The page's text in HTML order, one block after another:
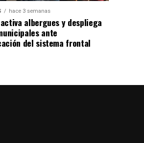
hace 3 semanas
albergues y despliega
ante
del sistema frontal